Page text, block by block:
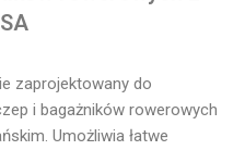
zaprojektowany do
i bagażników rowerowych
Umożliwia łatwe